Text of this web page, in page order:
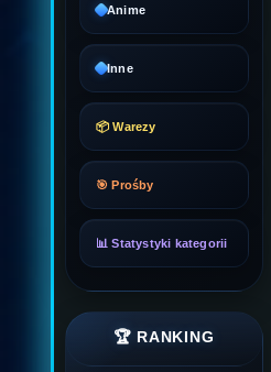
Anime
Inne
📦 Warezy
🎯 Prośby
📊 Statystyki kategorii
🏆 RANKING